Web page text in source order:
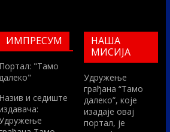
ИМПРЕСУМ
Портал: "Тамо
далеко"
Назив и седиште
НАША
МИСИЈА
Удружење
грађана “Тамо
далеко”, које
изадаје овај
портал, је